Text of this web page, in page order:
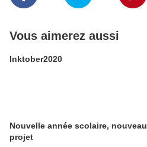
Vous aimerez aussi
Inktober2020
Nouvelle année scolaire, nouveau
projet